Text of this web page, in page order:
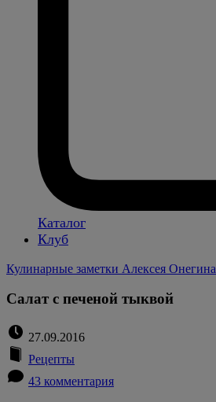
Каталог
Клуб
Кулинарные заметки Алексея Онегина
Салат с печеной тыквой
27.09.2016
Рецепты
43 комментария